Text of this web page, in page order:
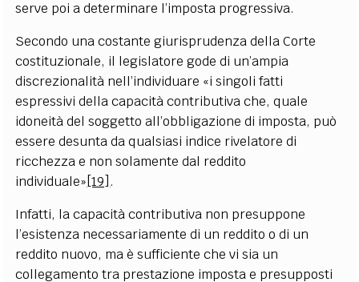
serve poi a determinare l’imposta progressiva.
Secondo una costante giurisprudenza della Corte
costituzionale, il legislatore gode di un’ampia
discrezionalità nell’individuare «i singoli fatti
espressivi della capacità contributiva che, quale
idoneità del soggetto all’obbligazione di imposta, può
essere desunta da qualsiasi indice rivelatore di
ricchezza e non solamente dal reddito
individuale»[19] .
Infatti, la capacità contributiva non presuppone
l’esistenza necessariamente di un reddito o di un
reddito nuovo, ma è sufficiente che vi sia un
collegamento tra prestazione imposta e presupposti